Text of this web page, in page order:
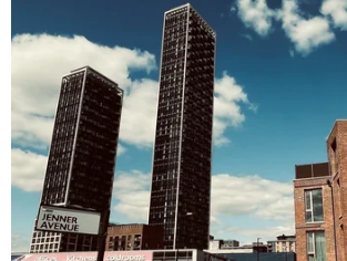
mùa du lịch cao điểm
06/08/2026 04:13
Làng cổ tại Trung Quốc lung
linh trong lễ diễu hành đèn lồng cá
06/08/2026 04:11